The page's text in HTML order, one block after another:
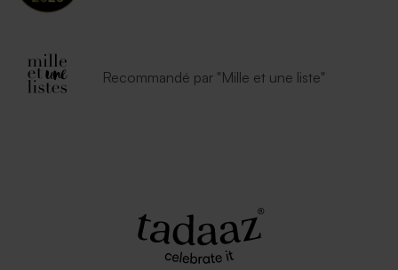
Recommandé par "Mille et une liste"